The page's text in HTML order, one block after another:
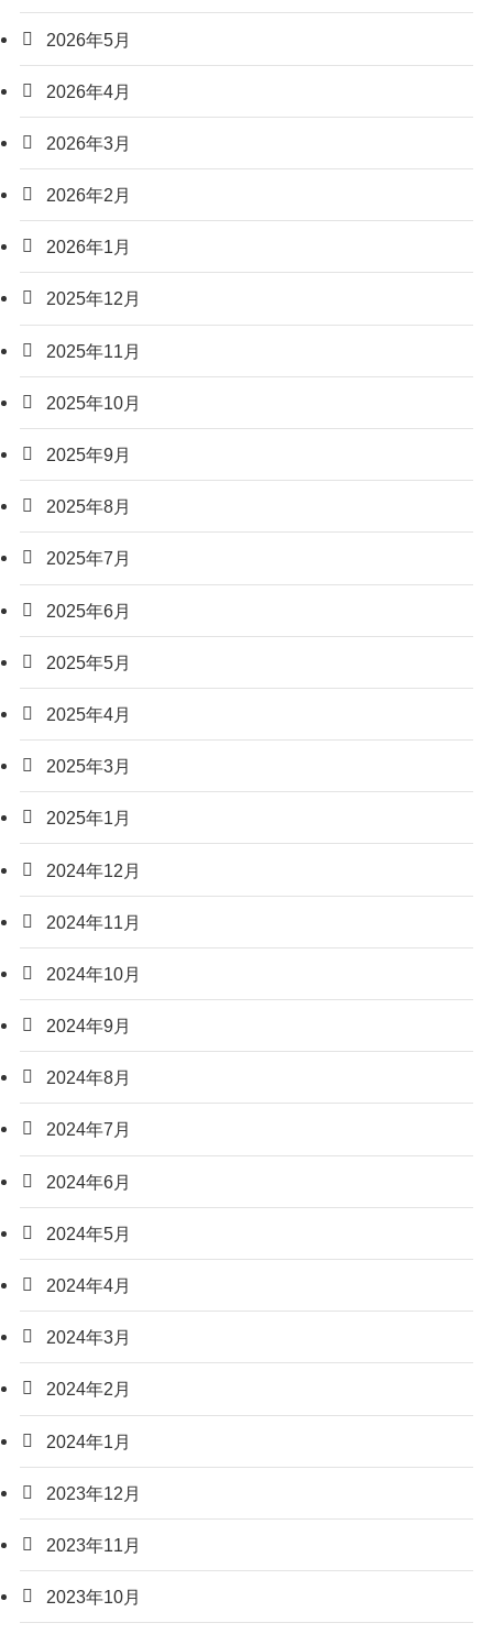
2026年5月
2026年4月
2026年3月
2026年2月
2026年1月
2025年12月
2025年11月
2025年10月
2025年9月
2025年8月
2025年7月
2025年6月
2025年5月
2025年4月
2025年3月
2025年1月
2024年12月
2024年11月
2024年10月
2024年9月
2024年8月
2024年7月
2024年6月
2024年5月
2024年4月
2024年3月
2024年2月
2024年1月
2023年12月
2023年11月
2023年10月